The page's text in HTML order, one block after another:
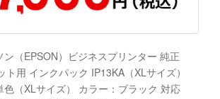
ン（EPSON）ビジネスプリンター 純正
ト用 インクパック IP13KA（XLサイズ）
色（XLサイズ） カラー：ブラック 対応